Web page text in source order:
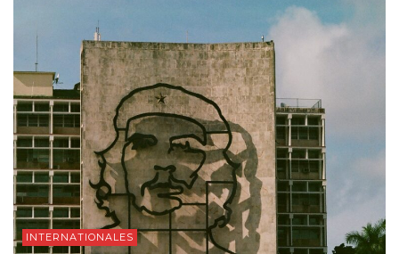
INTERNATIONALES